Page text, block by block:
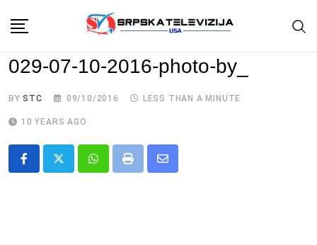
content
029-07-10-2016-photo-by_
BYSTC 09/10/2016 LESS THAN A MINUTE
10 YEARS AGO
Whatsapp
Print
Share